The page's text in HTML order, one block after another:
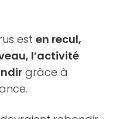
est en recul,
l’activité
grâce à